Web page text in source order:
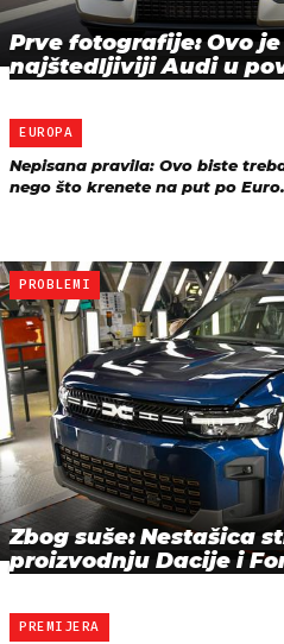
Prve fotografije: Ovo
najštedljiviji Audi u
EUROPA
Nepisana pravila: Ovo biste
nego što krenete na put po
PROBLEMI
Zbog suše: Nestašica
proizvodnju Dacije i
PREMIJERA